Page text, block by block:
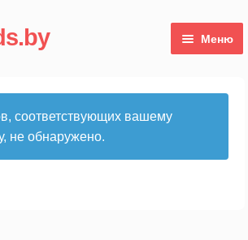
Меню
соответствующих вашему
не обнаружено.